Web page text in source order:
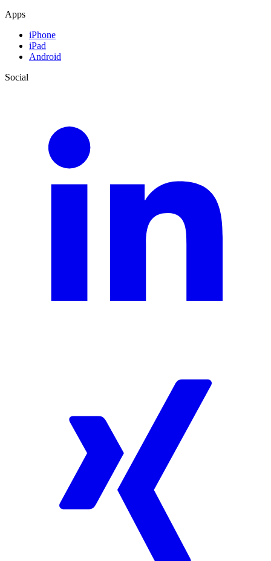
Apps
iPhone
iPad
Android
Social